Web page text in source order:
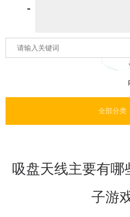
全部分类
吸盘天线主要有哪
子游